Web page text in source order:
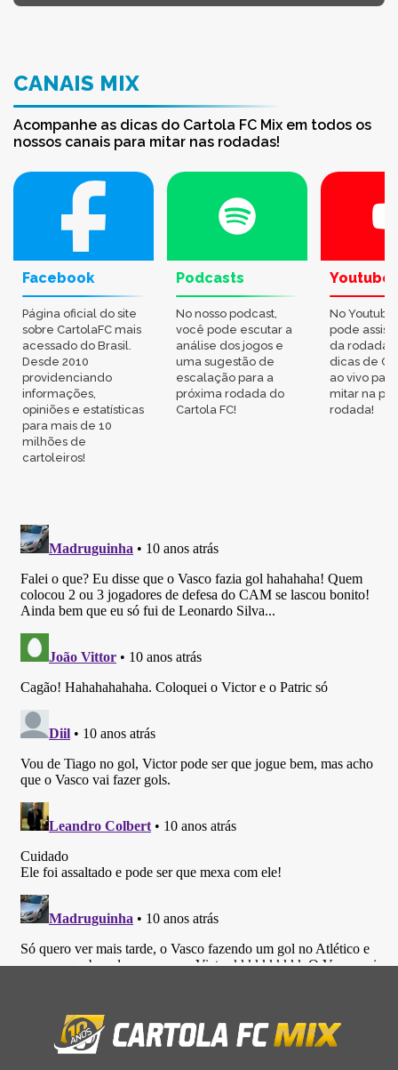
CANAIS MIX
Acompanhe as dicas do Cartola FC Mix em todos os
nossos canais para mitar nas rodadas!
Facebook
Página oficial do site
sobre CartolaFC mais
acessado do Brasil.
Desde 2010
providenciando
informações,
opiniões e estatísticas
para mais de 10
milhões de
cartoleiros!
Podcasts
No nosso podcast,
você pode escutar a
análise dos jogos e
uma sugestão de
escalação para a
próxima rodada do
Cartola FC!
Youtube
No
pode
da rodada,
dicas de
ao vivo
mitar na
rodada!